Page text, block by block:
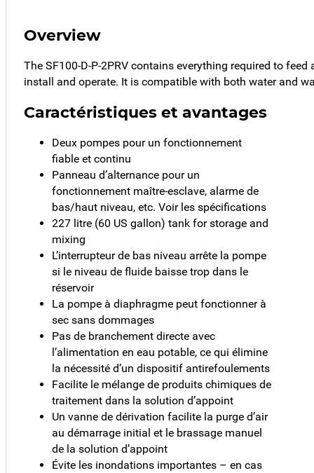
Overview
The SF100-D-P-2PRV contains everything required to
install and operate. It is compatible with both water and
Caractéristiques et avantages
Deux pompes pour un fonctionnement
fiable et continu
Panneau d’alternance pour un
fonctionnement maître-esclave, alarme de
bas/haut niveau, etc. Voir les spécifications
227 litre (60 US gallon) tank for storage and
mixing
L’interrupteur de bas niveau arrête la pompe
si le niveau de fluide baisse trop dans le
réservoir
La pompe à diaphragme peut fonctionner à
sec sans dommages
Pas de branchement directe avec
l’alimentation en eau potable, ce qui élimine
la nécessité d’un dispositif antirefoulements
Facilite le mélange de produits chimiques de
traitement dans la solution d’appoint
Un vanne de dérivation facilite la purge d’air
au démarrage initial et le brassage manuel
de la solution d’appoint
Évite les inondations importantes – en cas